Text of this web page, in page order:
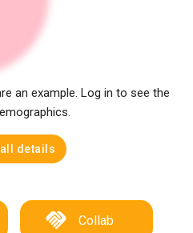
an example. Log in to see the
details
Collab